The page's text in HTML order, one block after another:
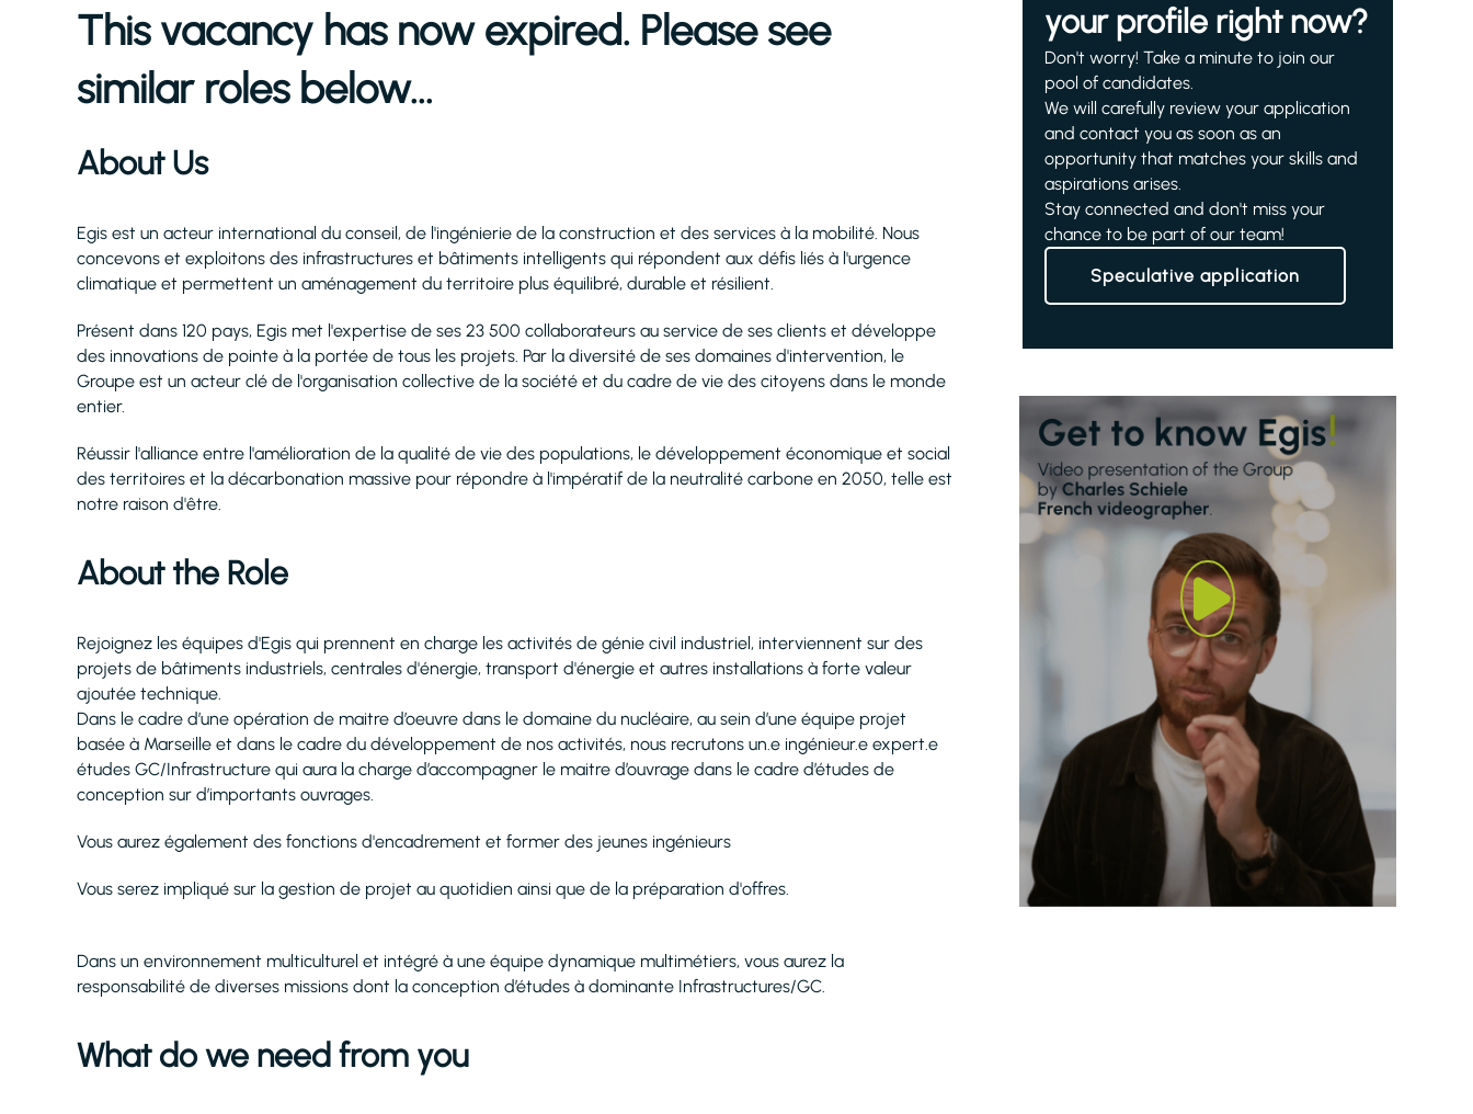
This vacancy has now expired. Please see
similar roles below...
About Us
Egis est un acteur international du conseil, de l'ingénierie de la construction et des services à la mobilité. Nous
concevons et exploitons des infrastructures et bâtiments intelligents qui répondent aux défis liés à l'urgence
climatique et permettent un aménagement du territoire plus équilibré, durable et résilient.
Présent dans 120 pays, Egis met l'expertise de ses 23 500 collaborateurs au service de ses clients et développe
des innovations de pointe à la portée de tous les projets. Par la diversité de ses domaines d'intervention, le
Groupe est un acteur clé de l'organisation collective de la société et du cadre de vie des citoyens dans le monde
entier.
Réussir l'alliance entre l'amélioration de la qualité de vie des populations, le développement économique et social
des territoires et la décarbonation massive pour répondre à l'impératif de la neutralité carbone en 2050, telle est
notre raison d'être.
About the Role
Rejoignez les équipes d'Egis qui prennent en charge les activités de génie civil industriel, interviennent sur des
projets de bâtiments industriels, centrales d'énergie, transport d'énergie et autres installations à forte valeur
ajoutée technique.
Dans le cadre d’une opération de maitre d’oeuvre dans le domaine du nucléaire, au sein d’une équipe projet
basée à Marseille et dans le cadre du développement de nos activités, nous recrutons un.e ingénieur.e expert.e
études GC/Infrastructure qui aura la charge d’accompagner le maitre d’ouvrage dans le cadre d’études de
conception sur d’importants ouvrages.
Vous aurez également des fonctions d'encadrement et former des jeunes ingénieurs
Vous serez impliqué sur la gestion de projet au quotidien ainsi que de la préparation d'offres.
Dans un environnement multiculturel et intégré à une équipe dynamique multimétiers, vous aurez la
responsabilité de diverses missions dont la conception d’études à dominante Infrastructures/GC.
What do we need from you
your profile right now?
Don't worry! Take a minute to join our
pool of candidates.
We will carefully review your application
and contact you as soon as an
opportunity that matches your skills and
aspirations arises.
Stay connected and don't miss your
chance to be part of our team!
Speculative application